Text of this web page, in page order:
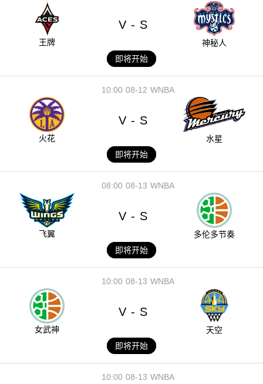
王牌
V - S
神秘人
即将开始
08-12
10:00 WNBA
火花
V - S
水星
即将开始
08-13
08:00 WNBA
飞翼
V - S
多伦多节奏
即将开始
08-13
10:00 WNBA
女武神
V - S
天空
即将开始
08-13
10:00 WNBA